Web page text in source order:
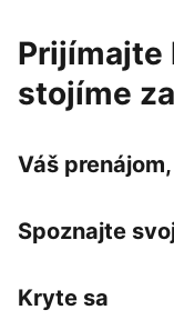
Prijímajte
stojíme
Váš
Spoznajte
Kryte sa